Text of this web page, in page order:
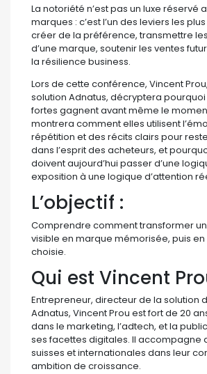
La notoriété n’est pas un luxe réservé
marques : c’est l’un des leviers les
créer de la préférence, transmettre
d’une marque, soutenir les ventes
la résilience business.
Lors de cette conférence, Vincent
solution Adnatus, décryptera
fortes gagnent avant même le
montrera comment elles utilisent
répétition et des récits clairs pour
dans l’esprit des acheteurs, et
doivent aujourd’hui passer d’une
exposition à une logique d’attention
L’objectif :
Comprendre comment transformer
visible en marque mémorisée, puis
choisie.
Qui est Vincent
Entrepreneur, directeur de la solution
Adnatus, Vincent Prou est fort de 20
dans le marketing, l’adtech, et la
ses facettes digitales. Il accompagne
suisses et internationales dans leur
ambition de croissance.